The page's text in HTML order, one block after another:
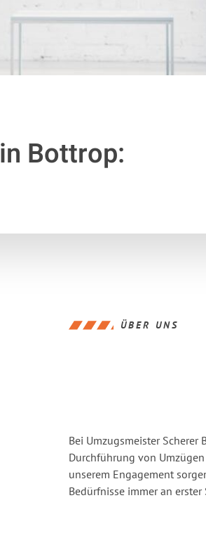
in Bottrop:
ÜBER UNS
Bei Umzugsmeister
Durchführung von
unserem Engagement
Bedürfnisse immer an